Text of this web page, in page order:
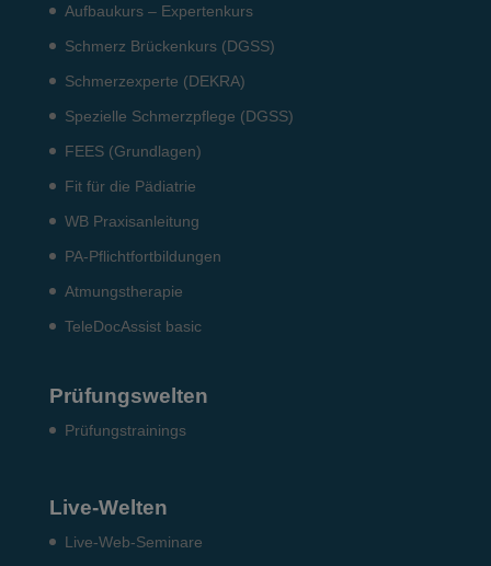
Aufbaukurs – Expertenkurs
Schmerz Brückenkurs (DGSS)
Schmerzexperte (DEKRA)
Spezielle Schmerzpflege (DGSS)
FEES (Grundlagen)
Fit für die Pädiatrie
WB Praxisanleitung
PA-Pflichtfortbildungen
Atmungstherapie
TeleDocAssist basic
Prüfungswelten
Prü­fungs­trai­nings
Live-Welten
Live-Web-Seminare